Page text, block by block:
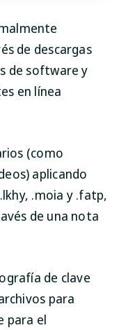
de descargas
de software y
en línea
(como
aplicando
.moia y .fatp,
de una nota
de clave
para
para el